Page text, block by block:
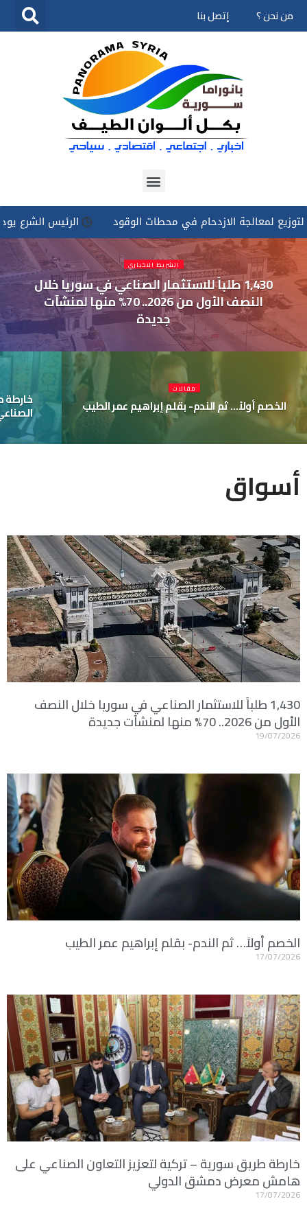
تخطى
من نحن ؟ إتصل بنا
الازدحام في محطات الوقود الرئيس الشرع يوجه
الشريط الاخباري
1,430 طلباً للاستثمار الصناعي في سوريا خلال
النصف الأول من 2026.. 70% منها لمنشآت
جديدة
مقالات
الخصم أولاً… ثم الندم- بقلم إبراهيم عمر الطيب خارطة
أسواق
1,430 طلباً للاستثمار الصناعي في سوريا خلال النصف
الأول من 2026.. 70% منها لمنشآت جديدة
19/07/2026
الخصم أولاً… ثم الندم- بقلم إبراهيم عمر الطيب
17/07/2026
خارطة طريق سورية – تركية لتعزيز التعاون الصناعي على
هامش معرض دمشق الدولي
17/07/2026